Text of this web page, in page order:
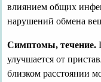
влиянием общих
нарушений обмена
Симптомы, течение.
улучшается от
близком расстоянии